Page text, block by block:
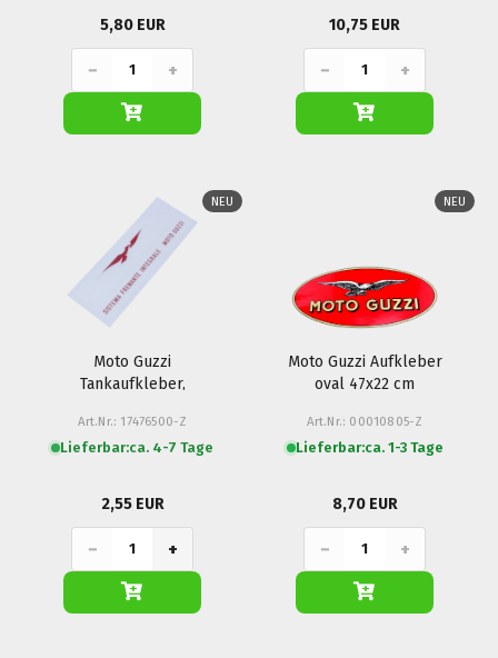
5,80 EUR
− +
10,75 EUR
− +
NEU
Moto Guzzi
Tankaufkleber,
Integrale - California 2,
850 T3, 1000 SP
Art.Nr.: 17476500-Z
Lieferbar:ca. 4-7 Tage
2,55 EUR
− +
NEU
Moto Guzzi Aufkleber
oval 47x22 cm
Art.Nr.: 00010805-Z
Lieferbar:ca. 1-3 Tage
8,70 EUR
− +